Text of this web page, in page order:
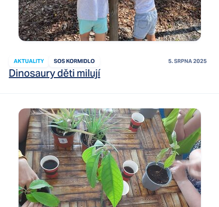
AKTUALITY SOS KORMIDLO 5. SRPNA 2025
Dinosaury děti milují